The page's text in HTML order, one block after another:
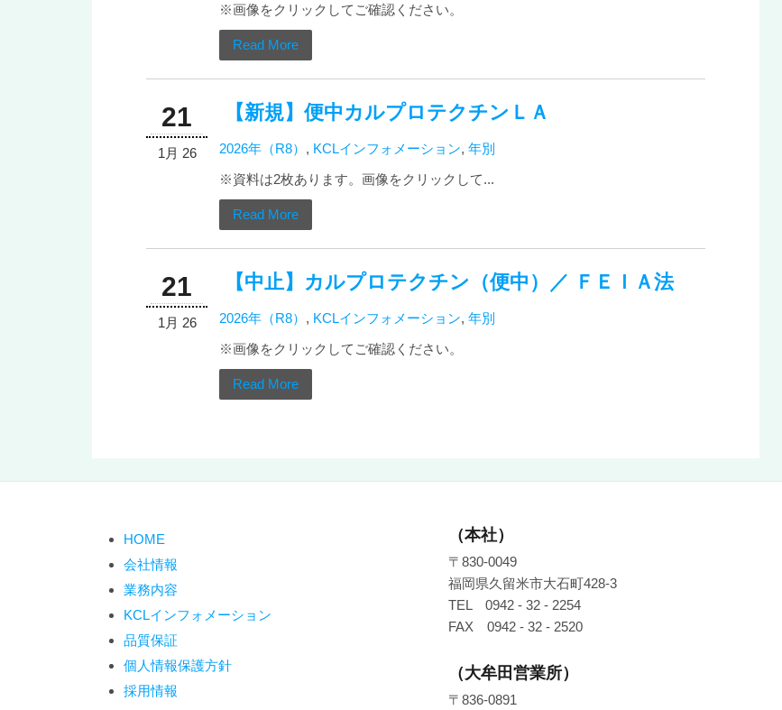
※画像をクリックしてご確認ください。
Read More
21
1月 26
【新規】便中カルプロテクチンＬＡ
2026年（R8） , KCLインフォメーション, 年別
※資料は2枚あります。画像をクリックして...
Read More
21
1月 26
【中止】カルプロテクチン（便中）／ ＦＥＩＡ法
2026年（R8） , KCLインフォメーション, 年別
※画像をクリックしてご確認ください。
Read More
HOME
会社情報
業務内容
KCLインフォメーション
品質保証
個人情報保護方針
採用情報
（本社）
〒830-0049
福岡県久留米市大石町428-3
TEL 0942 - 32 - 2254
FAX 0942 - 32 - 2520
（大牟田営業所）
〒836-0891